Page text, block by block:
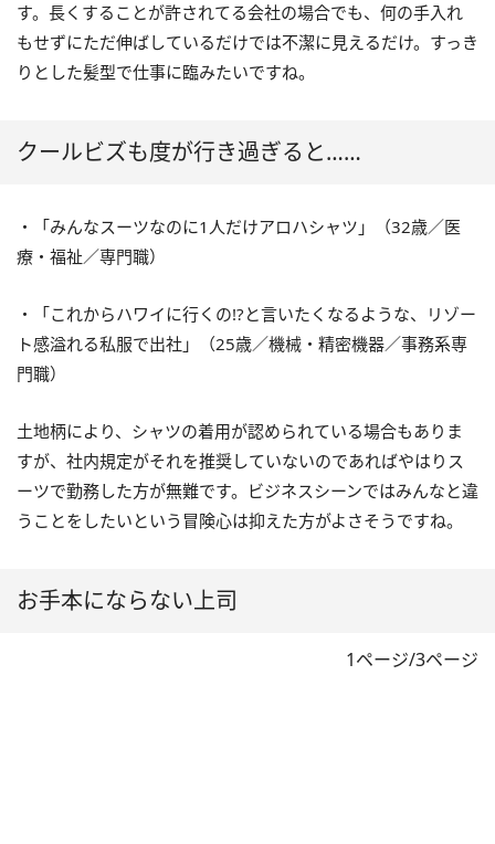
す。長くすることが許されてる会社の場合でも、何の手入れ
もせずにただ伸ばしているだけでは不潔に見えるだけ。すっき
りとした髪型で仕事に臨みたいですね。
クールビズも度が行き過ぎると……
・「みんなスーツなのに1人だけアロハシャツ」（32歳／医
療・福祉／専門職）
・「これからハワイに行くの!?と言いたくなるような、リゾー
ト感溢れる私服で出社」（25歳／機械・精密機器／事務系専
門職）
土地柄により、シャツの着用が認められている場合もありま
すが、社内規定がそれを推奨していないのであればやはりス
ーツで勤務した方が無難です。ビジネスシーンではみんなと違
うことをしたいという冒険心は抑えた方がよさそうですね。
お手本にならない上司
1ページ/3ページ